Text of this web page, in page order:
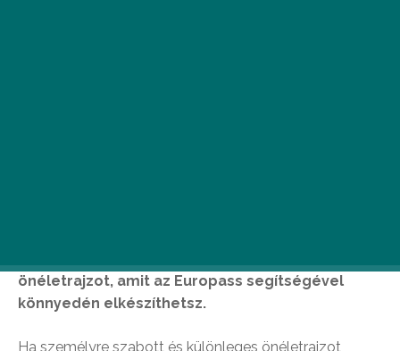
önéletrajzot, amit az Europass segítségével
könnyedén elkészíthetsz.
Ha személyre szabott és különleges önéletrajzot